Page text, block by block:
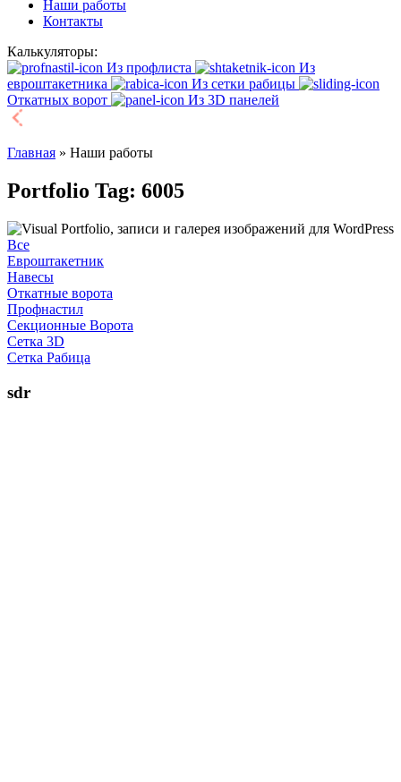
Наши работы
Контакты
Калькуляторы:
Из профлиста
Из
евроштакетника
Из сетки рабицы
Откатных ворот
Из 3D панелей
Главная » Наши работы
Portfolio Tag: 6005
Все
Евроштакетник
Навесы
Откатные ворота
Профнастил
Секционные Ворота
Сетка 3D
Сетка Рабица
sdr